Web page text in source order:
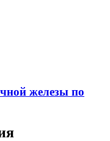
железы по